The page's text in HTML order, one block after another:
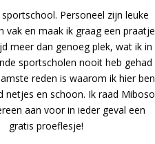
Personeel zijn leuke
vak en maak ik graag een praatje
meer dan genoeg plek, wat ik in
sportscholen nooit heb gehad
reden is waarom ik hier ben
netjes en schoon. Ik raad Miboso
aan voor in ieder geval een
gratis proeflesje!